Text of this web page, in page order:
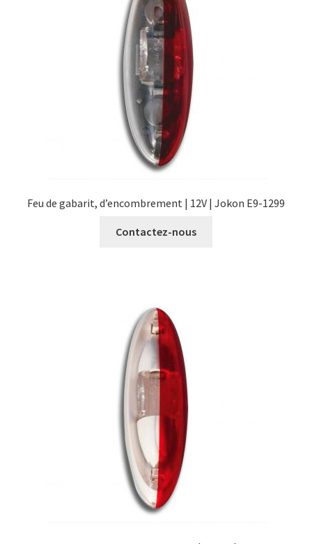
Feu de gabarit, d’encombrement | 12V | Jokon E9-1299
Contactez-nous